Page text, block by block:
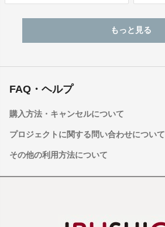
もっと見る
FAQ・ヘルプ
購入方法・キャンセルについて
プロジェクトに関する問い合わせについて
その他の利用方法について